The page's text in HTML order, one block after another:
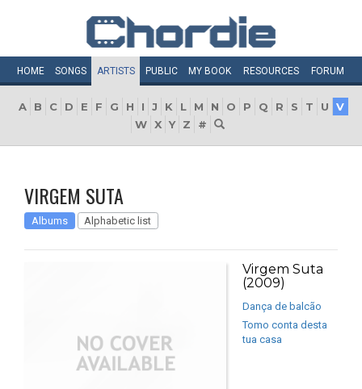
HOME SONGS ARTISTS PUBLIC MY BOOK RESOURCES FORUM
A B C D E F G H I J K L M N O P Q R S T U
V
W X Y Z #
VIRGEM SUTA
Albums Alphabetic list
Virgem Suta
(2009)
Dança de balcão
Tomo conta desta
tua casa